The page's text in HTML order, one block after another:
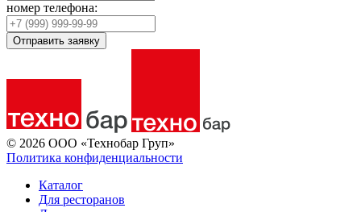
номер телефона:
Отправить заявку
© 2026 ООО «Технобар Груп»
Политика конфиденциальности
Каталог
Для ресторанов